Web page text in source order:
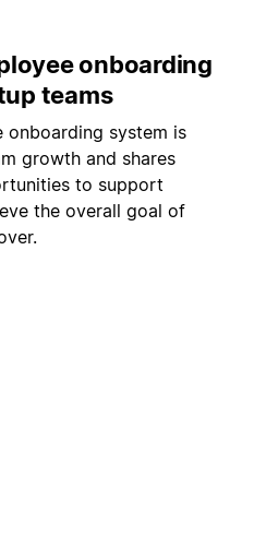
onboarding
teams
onboarding system is
growth and shares
to support
the overall goal of